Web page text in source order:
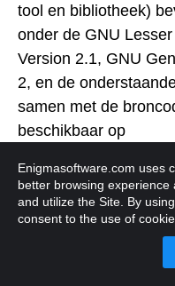
tool en bibliotheek)
onder de GNU
Version 2.1, GNU
2, en de
samen met de
beschikbaar op
e
(C)opyright 2004-
Hat GmbH. Alle
Enigmasoftware.com uses
better browsing
and utilize the Site. By
consent to the use of